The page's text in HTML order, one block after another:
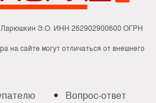
Э.О. ИНН 262902900600 ОГРН
на сайте могут отличаться от внешнего
Вопрос-ответ